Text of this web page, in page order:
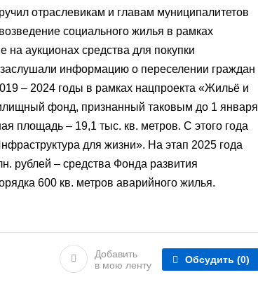
отраслевикам и главам муниципалитетов
социального жилья в рамках
аукционах средства для покупки
информацию о переселении граждан
– 2024 годы в рамках нацпроекта «Жильё и
фонд, признанный таковым до 1 января
площадь – 19,1 тыс. кв. метров. С этого года
для жизни». На этап 2025 года
рублей – средства Фонда развития
600 кв. метров аварийного жилья.
Добавить
в мою ленту
Обсудить (0)